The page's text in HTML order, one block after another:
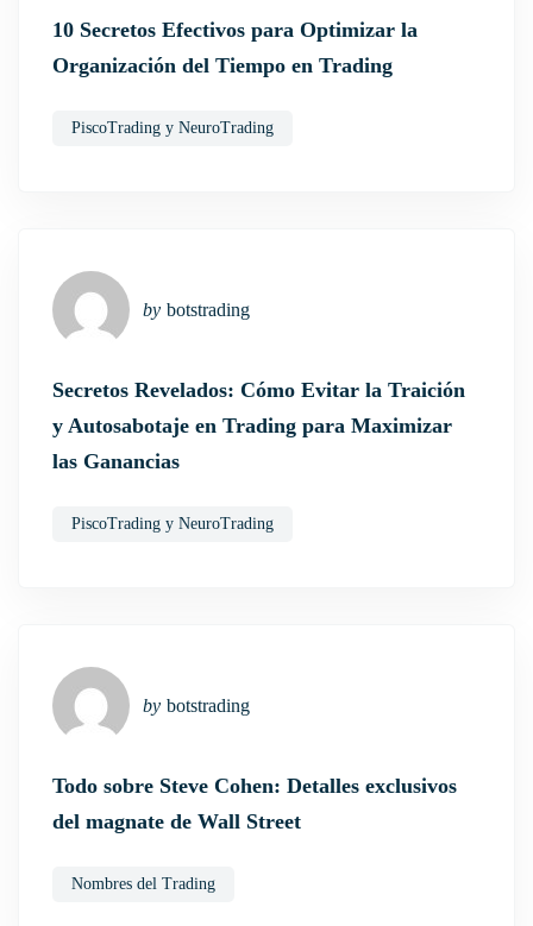
10 Secretos Efectivos para Optimizar la
Organización del Tiempo en Trading
PiscoTrading y NeuroTrading
Secretos Revelados: Cómo Evitar la Traición
y Autosabotaje en Trading para Maximizar
las Ganancias
by botstrading
PiscoTrading y NeuroTrading
Todo sobre Steve Cohen: Detalles exclusivos
del magnate de Wall Street
by botstrading
Nombres del Trading